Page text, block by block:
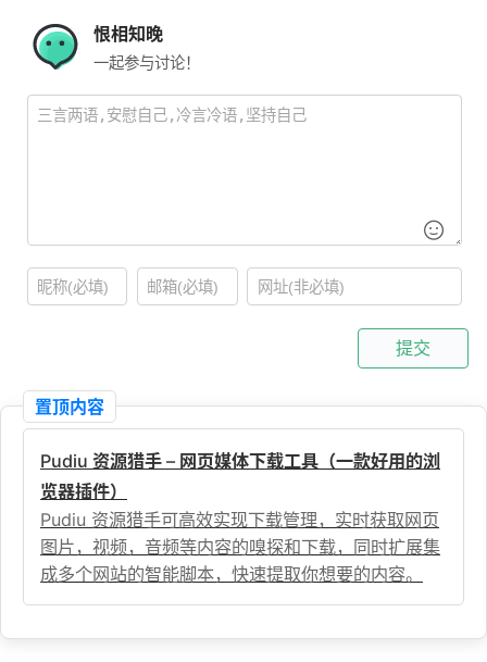
恨相知晚
一起参与讨论！
提交
置顶内容
Pudiu 资源猎手 – 网页媒体下载工具（一款好用的浏
览器插件）
Pudiu 资源猎手可高效实现下载管理，实时获取网页
图片，视频，音频等内容的嗅探和下载，同时扩展集
成多个网站的智能脚本，快速提取你想要的内容。